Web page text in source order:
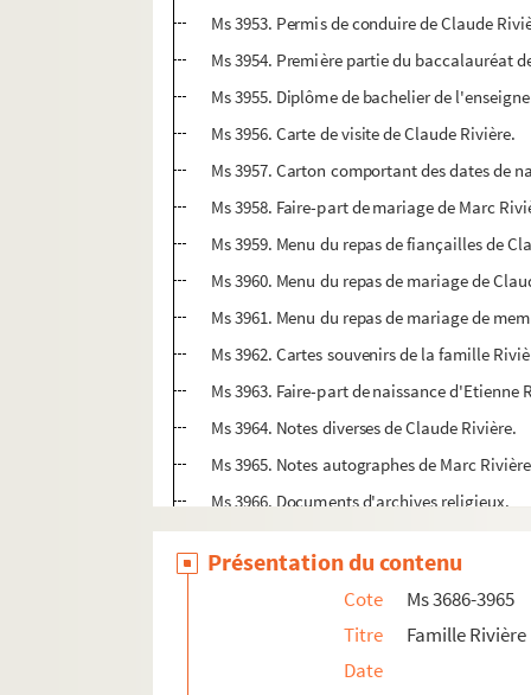
Ms 3953. Permis de conduire de Claude
Ms 3954. Première partie du baccalauréat
Ms 3955. Diplôme de bachelier de
Ms 3956. Carte de visite de Claude Rivière.
Ms 3957. Carton comportant des dates de
Ms 3958. Faire-part de mariage de Marc
Ms 3959. Menu du repas de fiançailles de
Ms 3960. Menu du repas de mariage de
Ms 3961. Menu du repas de mariage de
Ms 3962. Cartes souvenirs de la famille
Ms 3963. Faire-part de naissance d'Etienne
Ms 3964. Notes diverses de Claude Rivière.
Ms 3965. Notes autographes de Marc
Ms 3966. Documents d'archives religieux.
Ms 3967. Documents d'archives
Ms 3968. Documents d'archives
Ms 3969. Bandeaux de couvertures de livres.
Ms 3970. Documents divers.
Ms 3971. Devoir d'un écolier de 9 ans sur
Présentation du contenu
Cote
Ms 3686-3965
Titre
Famille
Date